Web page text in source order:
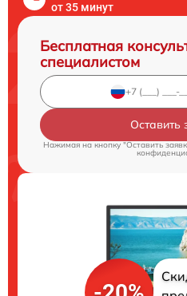
от 35 минут
Бесплатная
специалистом
Оставить
Нажимая на кнопку "Оставить